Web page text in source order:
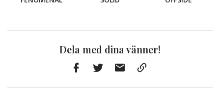
Dela med dina vänner!